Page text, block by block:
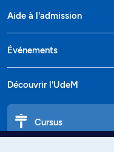
Aide à l'admission
Événements
Découvrir l'UdeM
Cursus